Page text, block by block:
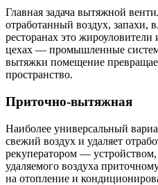
Главная задача вытяжной
отработанный воздух, запахи,
ресторанах это
цехах — промышленные
вытяжки помещение
пространство.
Приточно-вытяжная
Наиболее универсальный
свежий воздух и удаляет
рекуператором — устройством,
удаляемого воздуха
на отопление и